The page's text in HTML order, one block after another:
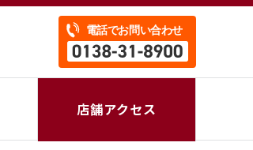
店舗アクセス